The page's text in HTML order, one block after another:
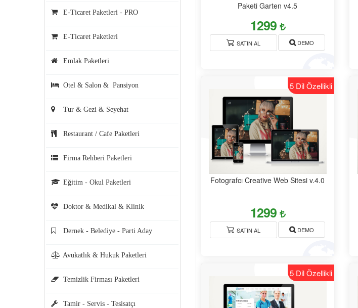
E-Ticaret Paketleri - PRO
E-Ticaret Paketleri
Emlak Paketleri
Otel & Salon & Pansiyon
Tur & Gezi & Seyehat
Restaurant / Cafe Paketleri
Firma Rehberi Paketleri
Eğitim - Okul Paketleri
Doktor & Medikal & Klinik
Dernek - Belediye - Parti Aday
Avukatlık & Hukuk Paketleri
Temizlik Firması Paketleri
Tamir - Servis - Tesisatçı
Paketi Garten v4.5
1299
SATIN AL DEMO
5 Dil Özellikli
Fotografcı Creative Web Sitesi v.4.0
1299
SATIN AL DEMO
5 Dil Özellikli